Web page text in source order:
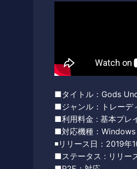
■タイトル：Gods
■ジャンル：トレーデ
■利用料金 : 基本プレ
■対応機種：Windows
◾️リリース日：2019年
■ステータス : リリー